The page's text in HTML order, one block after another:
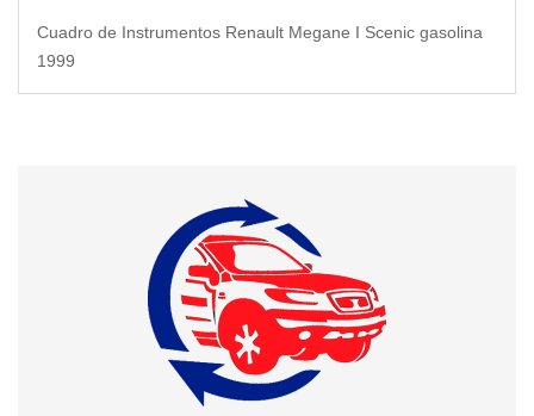
Cuadro de Instrumentos Renault Megane I Scenic gasolina
1999